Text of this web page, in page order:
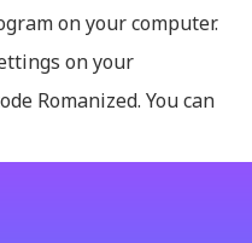
on your computer.
on your
Romanized. You can